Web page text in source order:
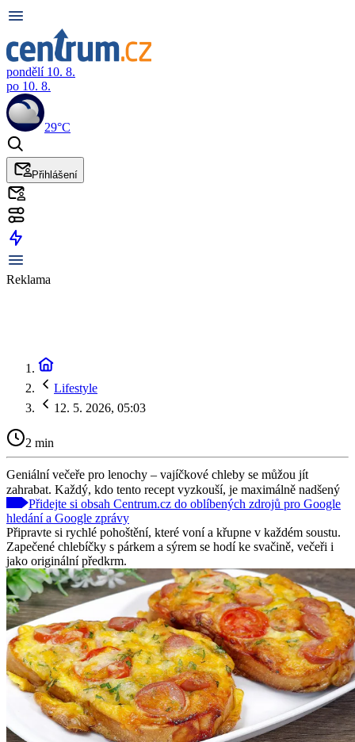
pondělí 10. 8.
po 10. 8.
29°C
Přihlášení
Reklama
Lifestyle
12. 5. 2026, 05:03
2 min
Geniální večeře pro lenochy – vajíčkové chleby se můžou jít
zahrabat. Každý, kdo tento recept vyzkouší, je maximálně nadšený
Přidejte si obsah Centrum.cz do oblíbených zdrojů pro Google
hledání a Google zprávy
Připravte si rychlé pohoštění, které voní a křupne v každém soustu.
Zapečené chlebíčky s párkem a sýrem se hodí ke svačině, večeři i
jako originální předkrm.